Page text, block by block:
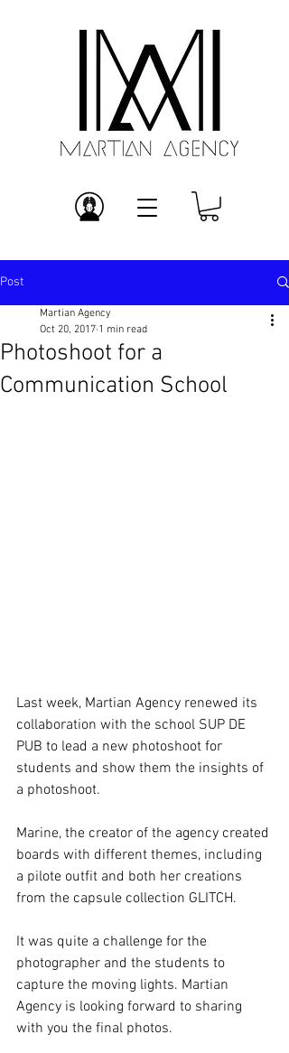
Post
Photoshoot for a
Communication School
Martian Agency
Oct 20, 2017 1 min read
Last week, Martian Agency renewed its
collaboration with the school SUP DE
PUB to lead a new photoshoot for
students and show them the insights of
a photoshoot.
Marine, the creator of the agency created
boards with different themes, including
a pilote outfit and both her creations
from the capsule collection GLITCH.
It was quite a challenge for the
photographer and the students to
capture the moving lights. Martian
Agency is looking forward to sharing
with you the final photos.